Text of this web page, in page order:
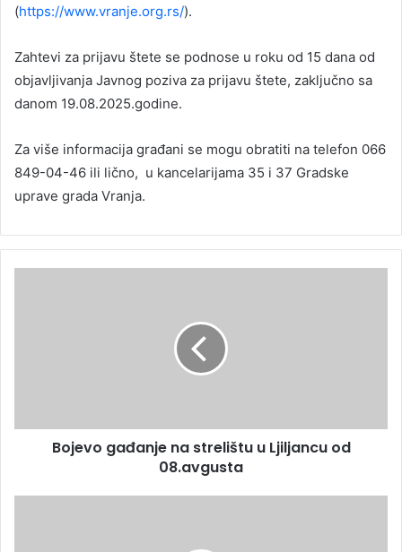
(https://www.vranje.org.rs/).
Zahtevi za prijavu štete se podnose u roku od 15 dana od
objavljivanja Javnog poziva za prijavu štete, zaključno sa
danom 19.08.2025.godine.
Za više informacija građani se mogu obratiti na telefon 066
849-04-46 ili lično, u kancelarijama 35 i 37 Gradske
uprave grada Vranja.
Bojevo gađanje na strelištu u Ljiljancu od
08.avgusta